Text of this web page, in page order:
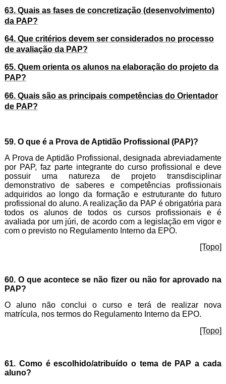
63. Quais as fases de concretização (desenvolvimento)
da PAP?
64. Que critérios devem ser considerados no processo
de avaliação da PAP?
65. Quem orienta os alunos na elaboração do projeto da
PAP?
66. Quais são as principais competências do Orientador
de PAP?
59. O que é a Prova de Aptidão Profissional (PAP)?
A Prova de Aptidão Profissional, designada abreviada­mente
por PAP, faz parte integrante do curso profissional e deve
possuir uma natureza de projeto transdisciplinar
demonstrativo de sa­beres e competências profissionais
adquiridos ao longo da for­mação e estruturante do futuro
profissional do aluno. A realização da PAP é obrigatória para
todos os alunos de todos os cursos profissionais e é
avaliada por um júri, de acordo com a legislação em vigor e
com o previsto no Regulamento Interno da EPO.
[Topo]
60. O que acontece se não fizer ou não for aprovado na
PAP?
O aluno não conclui o curso e terá de realizar nova
matrícula, nos termos do Regulamento Interno da EPO.
[Topo]
61. Como é escolhido/atribuído o tema de PAP a cada
aluno?